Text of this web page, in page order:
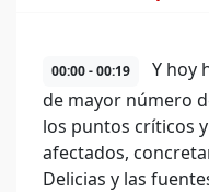
00:00 - 00:19
Y hoy
de mayor número
los puntos críticos
afectados,
Delicias y las